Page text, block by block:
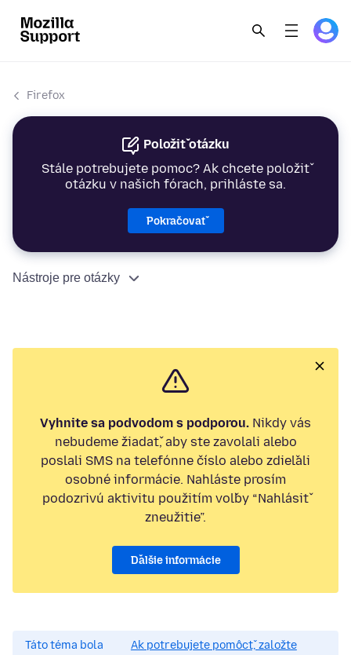
Firefox
Položiť otázku
Stále potrebujete pomoc? Ak chcete položiť
otázku v našich fórach, prihláste sa.
Pokračovať
Nástroje pre otázky
Vyhnite sa podvodom s podporou. Nikdy vás
nebudeme žiadať, aby ste zavolali alebo
poslali SMS na telefónne číslo alebo zdieľali
osobné informácie. Nahláste prosím
podozrivú aktivitu použitím voľby “Nahlásiť
zneužitie”.
Ďalšie informácie
Táto téma bola
Ak potrebujete pomôcť, založte